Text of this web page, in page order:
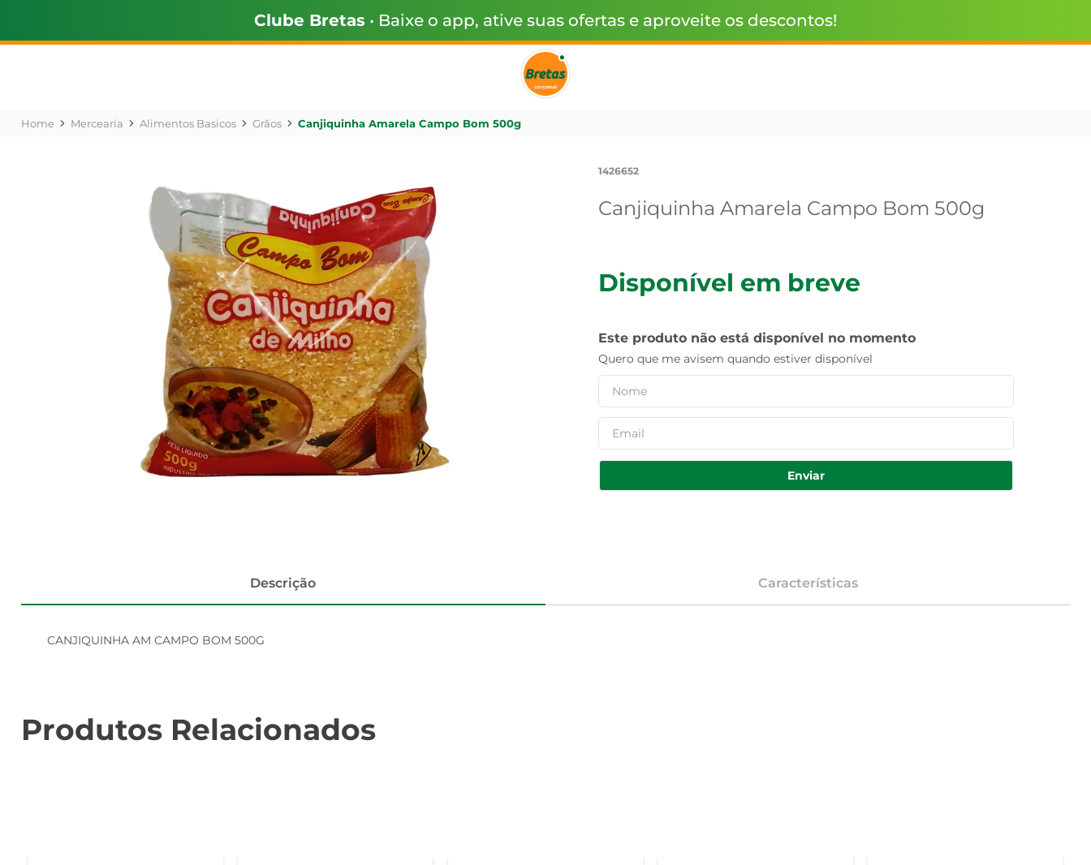
Clube Bretas • Baixe o app, ative suas ofertas e aproveite os descontos!
Mercearia Alimentos Basicos Grãos Canjiquinha Amarela Campo Bom 500g
1426652
Canjiquinha Amarela Campo Bom 500g
Disponível em breve
Este produto não está disponível no momento
Quero que me avisem quando estiver disponível
Enviar
Descrição Características
CANJIQUINHA AM CAMPO BOM 500G
Produtos Relacionados